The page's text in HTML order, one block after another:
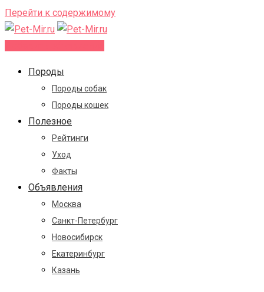
Перейти к содержимому
Породы
Породы собак
Породы кошек
Полезное
Рейтинги
Уход
Факты
Объявления
Москва
Санкт-Петербург
Новосибирск
Екатеринбург
Казань